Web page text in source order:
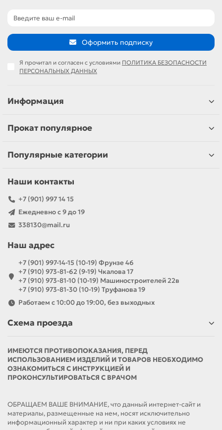
Оформить подписку
Я прочитал и согласен с условиями ПОЛИТИКА БЕЗОПАСНОСТИ
ПЕРСОНАЛЬНЫХ ДАННЫХ
Информация
Прокат популярное
Популярные категории
Наши контакты
+7 (901) 997 14 15
Ежедневно с 9 до 19
338130@mail.ru
Наш адрес
+7 (901) 997-14-15 (10-19) Фрунзе 46
+7 (910) 973-81-62 (9-19) Чкалова 17
+7 (910) 973-81-10 (10-19) Машиностроителей 22в
+7 (910) 973-81-30 (10-19) Труфанова 19
Работаем с 10:00 до 19:00, без выходных
Схема проезда
ИМЕЮТСЯ ПРОТИВОПОКАЗАНИЯ, ПЕРЕД
ИСПОЛЬЗОВАНИЕМ ИЗДЕЛИЙ И ТОВАРОВ НЕОБХОДИМО
ОЗНАКОМИТЬСЯ С ИНСТРУКЦИЕЙ И
ПРОКОНСУЛЬТИРОВАТЬСЯ С ВРАЧОМ
ОБРАЩАЕМ ВАШЕ ВНИМАНИЕ, что данный интернет-сайт и
материалы, размещенные на нем, носят исключительно
информационный характер и ни при каких условиях не